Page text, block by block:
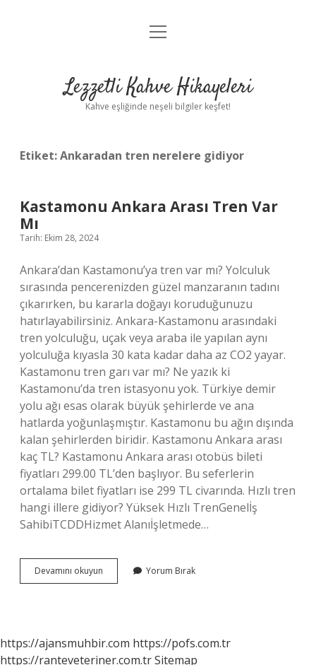
Anasayfa
Yasal Uyarı
menüyü
Lezzetli Kahve Hikayeleri
Kahve eşliğinde neşeli bilgiler keşfet!
Etiket:Ankaradan tren nerelere gidiyor
Kastamonu Ankara Arası Tren Var
Mı
Tarih: Ekim 28, 2024
Ankara’dan Kastamonu’ya tren var mı? Yolculuk
sırasında pencerenizden güzel manzaranın tadını
çıkarırken, bu kararla doğayı koruduğunuzu
hatırlayabilirsiniz. Ankara-Kastamonu arasındaki
tren yolculuğu, uçak veya araba ile yapılan aynı
yolculuğa kıyasla 30 kata kadar daha az CO2 yayar.
Kastamonu tren garı var mı? Ne yazık ki
Kastamonu’da tren istasyonu yok. Türkiye demir
yolu ağı esas olarak büyük şehirlerde ve ana
hatlarda yoğunlaşmıştır. Kastamonu bu ağın dışında
kalan şehirlerden biridir. Kastamonu Ankara arası
kaç TL? Kastamonu Ankara arası otobüs bileti
fiyatları 299.00 TL’den başlıyor. Bu seferlerin
ortalama bilet fiyatları ise 299 TL civarında. Hızlı tren
hangi illere gidiyor? Yüksek Hızlı TrenGenelİş
SahibiTCDDHizmet Alanıİşletmede…
Devamını okuyun Kastamonu
Ankara
Yorum Bırak
https://ajansmuhbir.com https://pofs.com.tr
https://ranteveteriner.com.trSitemap